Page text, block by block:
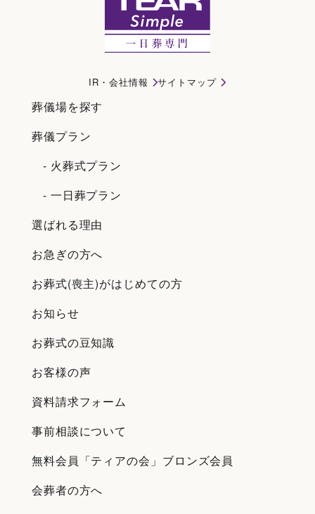
IR・会社情報 サイトマップ
葬儀場を探す
葬儀プラン
- 火葬式プラン
- 一日葬プラン
選ばれる理由
お急ぎの方へ
お葬式(喪主)がはじめての方
お知らせ
お葬式の豆知識
お客様の声
資料請求フォーム
事前相談について
無料会員「ティアの会」ブロンズ会員
会葬者の方へ